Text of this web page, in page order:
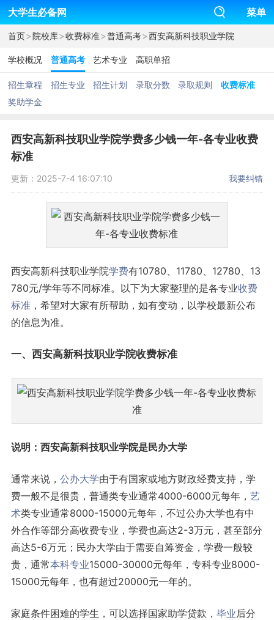
大学生必备网 菜单
首页>院校库>收费标准>普通高考>西安高新科技职业学院
学校概况 普通高考 艺术专业 高职单招
招生章程 招生专业 招生计划 录取分数 录取规则
收费标准
奖助学金
西安高新科技职业学院学费多少钱一年-各专业收费
标准
更新：2025-7-4 16:07:10 我要纠错
西安高新科技职业学院学费有10780、11780、12780、13
780元/学年等不同标准。以下为大家整理的是各专业收费
标准，希望对大家有所帮助，如有变动，以学校最新公布
的信息为准。
一、西安高新科技职业学院收费标准
说明：西安高新科技职业学院是民办大学
通常来说， 公办大学由于有国家或地方财政经费支持，学
费一般不是很贵，普通类专业通常4000-6000元每年， 艺
术类专业通常8000-15000元每年，不过公办大学也有中
外合作等部分高收费专业，学费也高达2-3万元，甚至部分
高达5-6万元；民办大学由于需要自筹资金，学费一般较
贵，通常本科专业15000-30000元每年，专科专业8000-
15000元每年，也有超过20000元一年的。
家庭条件困难的学生，可以选择国家助学贷款， 毕业后分